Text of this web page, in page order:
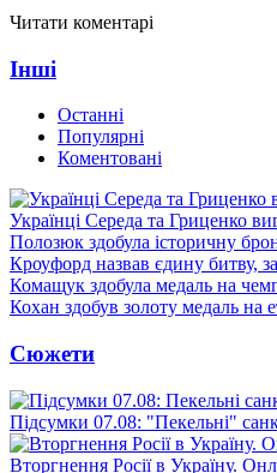
Читати коментарі
Інші
Останні
Популярні
Коментовані
Українці Середа та Гриценко
Полозюк здобула історичну
Кроуфорд назвав єдину битву,
Комащук здобула медаль на
Кохан здобув золоту медаль на
Сюжети
Підсумки 07.08: "Пекельні"
Вторгнення Росії в Україну.